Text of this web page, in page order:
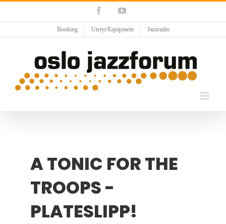
content
FacebookYouTube
Booking Utstyr/Equipment Jazzradio
A TONIC FOR THE
TROOPS -
PLATESLIPP!